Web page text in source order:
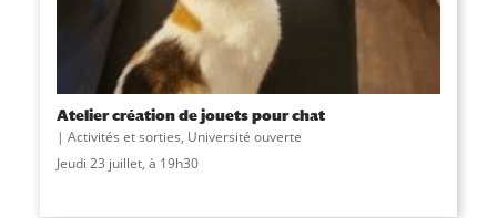
Atelier création de jouets pour chat
Activités et sorties, Université ouverte
Jeudi 23 juillet, à 19h30